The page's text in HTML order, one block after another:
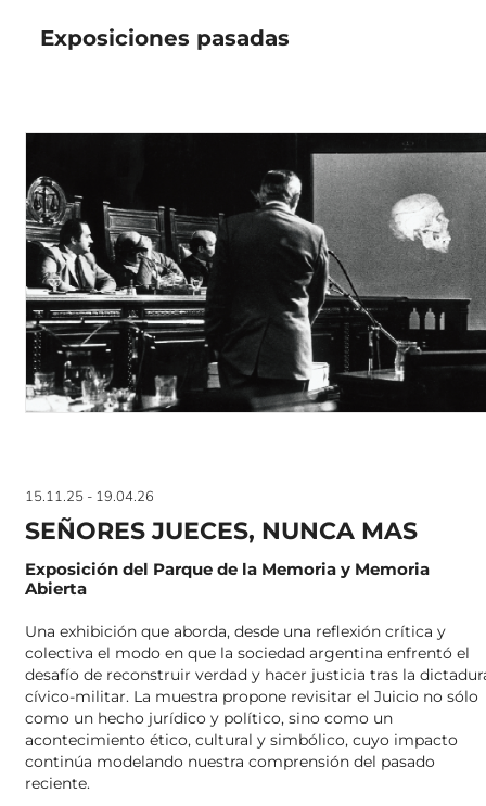
Exposiciones pasadas
15.11.25 - 19.04.26
SEÑORES JUECES, NUNCA MAS
Exposición del Parque de la Memoria y Memoria
Abierta
Una exhibición que aborda, desde una reflexión crítica y
colectiva el modo en que la sociedad argentina enfrentó el
desafío de reconstruir verdad y hacer justicia tras la
cívico-militar. La muestra propone revisitar el Juicio no sólo
como un hecho jurídico y político, sino como un
acontecimiento ético, cultural y simbólico, cuyo impacto
continúa modelando nuestra comprensión del pasado
reciente.